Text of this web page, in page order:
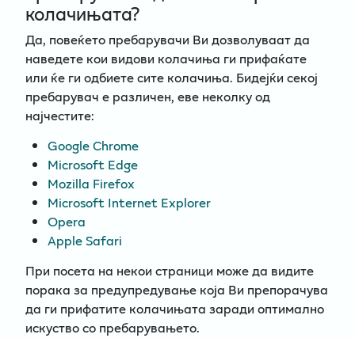
колачињата?
Да, повеќето пребарувачи Ви дозволуваат да
наведете кои видови колачиња ги прифаќате
или ќе ги одбиете сите колачиња. Бидејќи секој
пребарувач е различен, еве неколку од
најчестите:
Google Chrome
Microsoft Edge
Mozilla Firefox
Microsoft Internet Explorer
Opera
Apple Safari
При посета на некои страници може да видите
порака за предупредување која Ви препорачува
да ги прифатите колачињата заради оптимално
искуство со пребарувањето.